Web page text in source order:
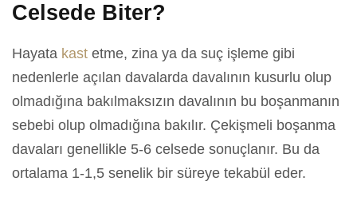
Celsede Biter?
Hayata kast etme, zina ya da suç işleme gibi
nedenlerle açılan davalarda davalının kusurlu olup
olmadığına bakılmaksızın davalının bu boşanmanın
sebebi olup olmadığına bakılır. Çekişmeli boşanma
davaları genellikle 5-6 celsede sonuçlanır. Bu da
ortalama 1-1,5 senelik bir süreye tekabül eder.